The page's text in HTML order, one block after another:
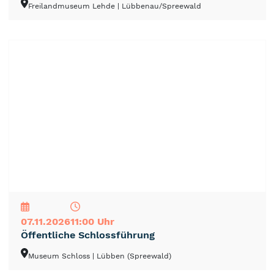
Freilandmuseum Lehde | Lübbenau/Spreewald
07.11.202611:00 Uhr
Öffentliche Schlossführung
Museum Schloss | Lübben (Spreewald)